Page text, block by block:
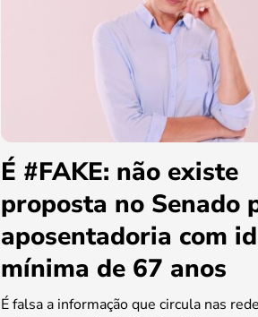
É #FAKE: não existe
proposta no Senado
aposentadoria com
mínima de 67 anos
É falsa a informação que circula nas